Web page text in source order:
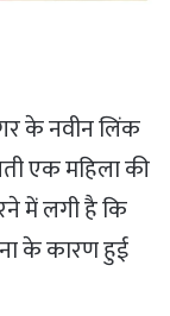
के नवीन लिंक
एक महिला की
में लगी है कि
के कारण हुई